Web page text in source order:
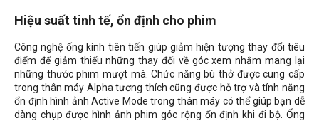
Hiệu suất tinh tế, ổn định cho phim
Công nghệ ống kính tiên tiến giúp giảm hiện tượng thay đổi tiêu
điểm để giảm thiểu những thay đổi về góc xem nhằm mang lại
những thước phim mượt mà. Chức năng bù thở được cung cấp
trong thân máy Alpha tương thích cũng được hỗ trợ và tính năng
ổn định hình ảnh Active Mode trong thân máy có thể giúp bạn dễ
dàng chụp được hình ảnh phim góc rộng ổn định khi đi bộ. Ống